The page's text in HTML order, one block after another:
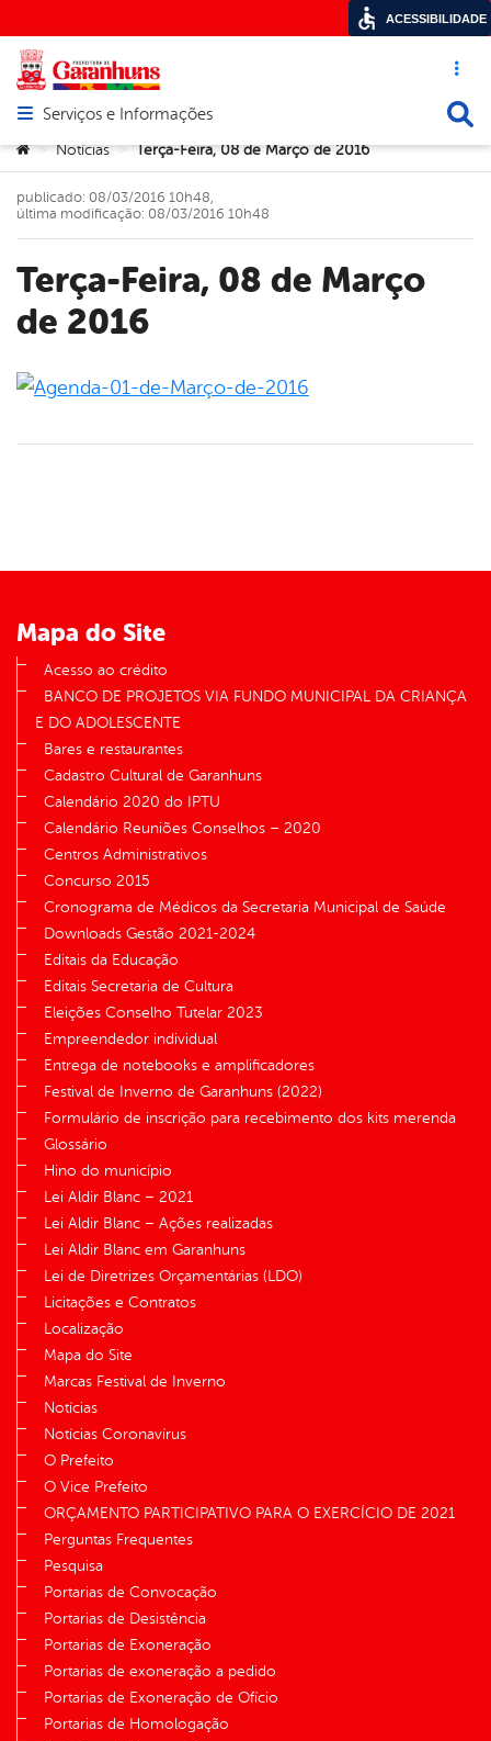
Acesso
Abrir menu principal de navegação
Serviços e Informações
Você está aqui:
> Notícias > Terça-Feira, 08 de Março de 2016
Terça-Feira, 08 de Março
de 2016
publicado: 08/03/2016 10h48,
última modificação: 08/03/2016 10h48
Mapa do Site
Acesso ao crédito
BANCO DE PROJETOS VIA FUNDO MUNICIPAL DA CRIANÇA
E DO ADOLESCENTE
Bares e restaurantes
Cadastro Cultural de Garanhuns
Calendário 2020 do IPTU
Calendário Reuniões Conselhos – 2020
Centros Administrativos
Concurso 2015
Cronograma de Médicos da Secretaria Municipal de Saúde
Downloads Gestão 2021-2024
Editais da Educação
Editais Secretaria de Cultura
Eleições Conselho Tutelar 2023
Empreendedor individual
Entrega de notebooks e amplificadores
Festival de Inverno de Garanhuns (2022)
Formulário de inscrição para recebimento dos kits merenda
Glossário
Hino do município
Lei Aldir Blanc – 2021
Lei Aldir Blanc – Ações realizadas
Lei Aldir Blanc em Garanhuns
Lei de Diretrizes Orçamentárias (LDO)
Licitações e Contratos
Localização
Mapa do Site
Marcas Festival de Inverno
Notícias
Notícias Coronavírus
O Prefeito
O Vice Prefeito
ORÇAMENTO PARTICIPATIVO PARA O EXERCÍCIO DE 2021
Perguntas Frequentes
Pesquisa
Portarias de Convocação
Portarias de Desistência
Portarias de Exoneração
Portarias de exoneração a pedido
Portarias de Exoneração de Ofício
Portarias de Homologação
ACESSIBILIDADE